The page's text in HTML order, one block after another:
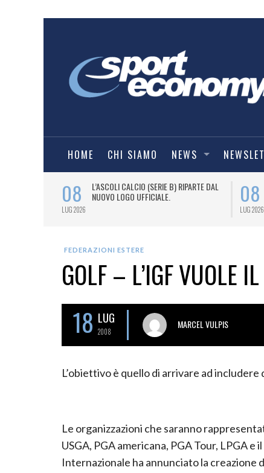
HOME CHI SIAMO NEWS
08
LUG 2026
L’ASCOLI CALCIO (SERIE B) RIPARTE DAL
NUOVO LOGO UFFICIALE.
08
LUG 2026
FEDERAZIONI ESTERE
GOLF – L’IGF VUOLE
18 LUG
2008
MARCEL VULPIS
L’obiettivo è quello di arrivare ad
Le organizzazioni che saranno
USGA, PGA americana, PGA Tour, LPGA
Internazionale ha annunciato la creazione